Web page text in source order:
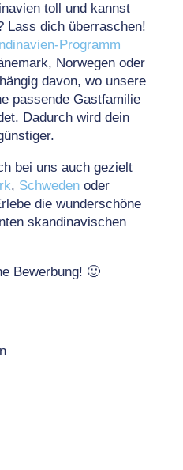
toll und kannst
Lass dich überraschen!
Programm
Norwegen oder
davon, wo unsere
passende Gastfamilie
Dadurch wird dein
bei uns auch gezielt
, Schwedenoder
die wunderschöne
skandinavischen
Bewerbung! 🙂